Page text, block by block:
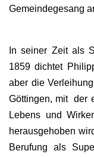
Gemeindegesang
In seiner Zeit als
1859 dichtet
aber die
Göttingen, mit der
Lebens und
herausgehoben
Berufung als